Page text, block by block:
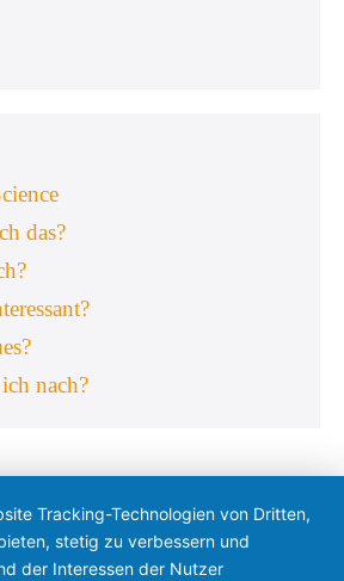
das?
nach?
Tracking-Technologien von Dritten,
stetig zu verbessern und
der Interessen der Nutzer